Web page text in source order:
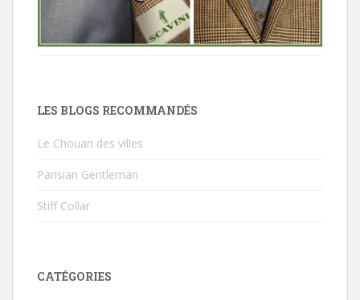
LES BLOGS RECOMMANDÉS
Le Chouan des villes
Parisian Gentleman
Stiff Collar
CATÉGORIES